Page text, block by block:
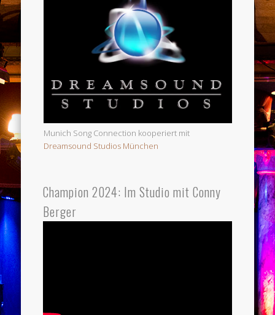
Munich Song Connection kooperiert mit
Dreamsound Studios München
Champion 2024: Im Studio mit Conny
Berger